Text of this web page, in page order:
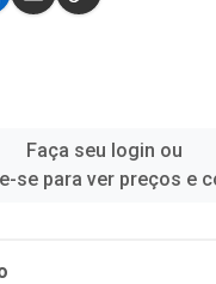
Faça seu login ou
se para ver preços e